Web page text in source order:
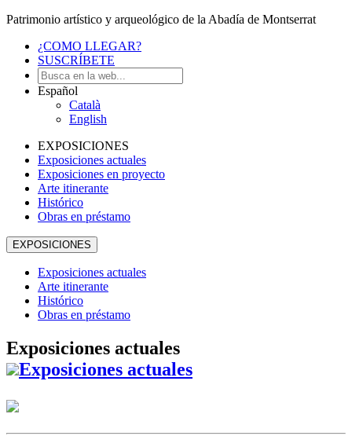
Patrimonio artístico y arqueológico de la Abadía de Montserrat
¿COMO LLEGAR?
SUSCRÍBETE
Español
Català
English
EXPOSICIONES
Exposiciones actuales
Exposiciones en proyecto
Arte itinerante
Histórico
Obras en préstamo
EXPOSICIONES
Exposiciones actuales
Arte itinerante
Histórico
Obras en préstamo
Exposiciones actuales
Exposiciones actuales